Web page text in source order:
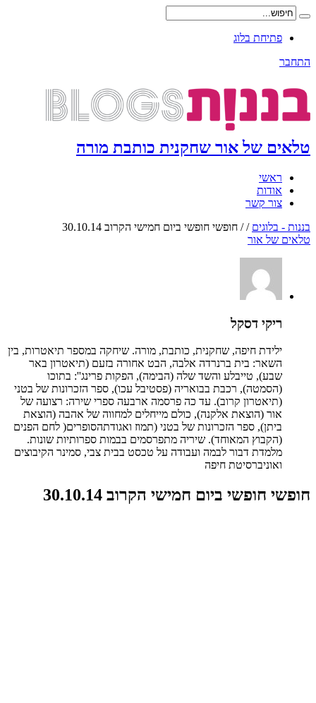
פתיחת בלוג
התחבר
טלאים של אור שחקנית כותבת מורה
ראשי
אודות
צור קשר
בננות - בלוגים /
/ חופשי חופשי ביום חמישי הקרוב 30.10.14
טלאים של אור
ריקי דסקל
ילידת חיפה, שחקנית, כותבת, מורה. שיחקה במספר תיאטרות, בין
השאר: בית ברנרדה אלבה, הבט אחורה בזעם (תיאטרון באר
שבע), טייבלע והשד שלה (הבימה), הפקות פרינג'': בתוכו
(הסמטה), רכבת בבואריה (פסטיבל עכו), ספר הזכרונות של בטני
(תיאטרון קרוב). עד כה פרסמה ארבעה ספרי שירה: רצועה של
אור (הוצאת אלקנה), כולם מייחלים למחווה של אהבה (הוצאת
ביתן), ספר הזכרונות של בטני (תמוז ואגודתהסופרים( לחם הפנים
(הקבוץ המאוחד). שיריה מתפרסמים בבמות ספרותיות שונות.
מלמדת דבור לבמה ועבודה על טכסט בבית צבי, סמינר הקיבוצים
ואוניברסיטת חיפה
חופשי חופשי ביום חמישי הקרוב 30.10.14